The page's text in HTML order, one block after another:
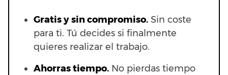
Gratis y sin compromiso. Sin coste
para ti. Tú decides si finalmente
quieres realizar el trabajo.
Ahorras tiempo. No pierdas tiempo